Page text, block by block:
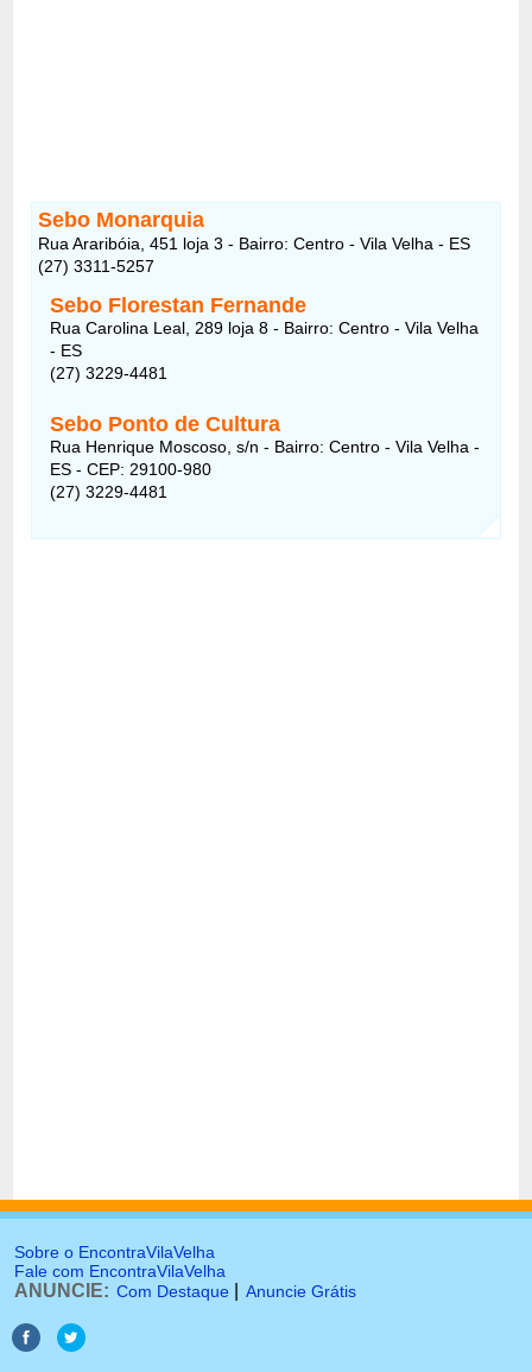
Sebo Monarquia
Rua Araribóia, 451 loja 3 - Bairro: Centro - Vila Velha - ES
(27) 3311-5257
Sebo Florestan Fernande
Rua Carolina Leal, 289 loja 8 - Bairro: Centro - Vila Velha
- ES
(27) 3229-4481
Sebo Ponto de Cultura
Rua Henrique Moscoso, s/n - Bairro: Centro - Vila Velha -
ES - CEP: 29100-980
(27) 3229-4481
Sobre o EncontraVilaVelha
Fale com EncontraVilaVelha
ANUNCIE: Com Destaque Anuncie Grátis